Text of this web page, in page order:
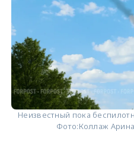
Неизвестный пока
Фото:Коллаж